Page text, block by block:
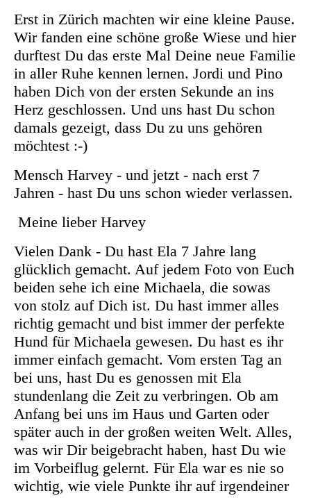
Erst in Zürich machten wir eine kleine Pause.
Wir fanden eine schöne große Wiese und hier
durftest Du das erste Mal Deine neue Familie
in aller Ruhe kennen lernen. Jordi und Pino
haben Dich von der ersten Sekunde an ins
Herz geschlossen. Und uns hast Du schon
damals gezeigt, dass Du zu uns gehören
möchtest :-)
Mensch Harvey - und jetzt - nach erst 7
Jahren - hast Du uns schon wieder verlassen.
Meine lieber Harvey
Vielen Dank - Du hast Ela 7 Jahre lang
glücklich gemacht. Auf jedem Foto von Euch
beiden sehe ich eine Michaela, die sowas
von stolz auf Dich ist. Du hast immer alles
richtig gemacht und bist immer der perfekte
Hund für Michaela gewesen. Du hast es ihr
immer einfach gemacht. Vom ersten Tag an
bei uns, hast Du es genossen mit Ela
stundenlang die Zeit zu verbringen. Ob am
Anfang bei uns im Haus und Garten oder
später auch in der großen weiten Welt. Alles,
was wir Dir beigebracht haben, hast Du wie
im Vorbeiflug gelernt. Für Ela war es nie so
wichtig, wie viele Punkte ihr auf irgendeiner